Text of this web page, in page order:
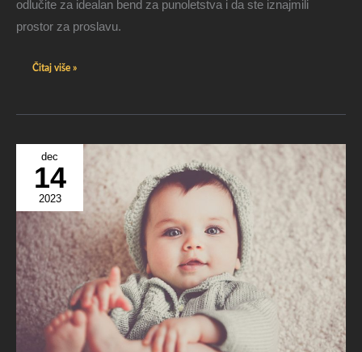
odlučite za idealan bend za punoletstva i da ste iznajmili
prostor za proslavu.
Čitaj više »
dec
14
2023